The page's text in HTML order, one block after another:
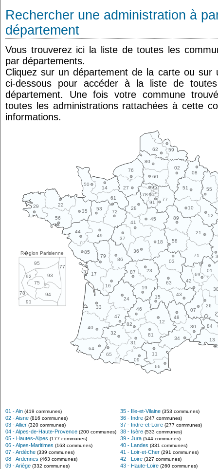
Rechercher une administration à
département
Vous trouverez ici la liste de toutes les
par départements.
Cliquez sur un département de la carte ou sur
ci-dessous pour accéder à la liste de
département. Une fois votre commune
toutes les administrations rattachées à cette
informations.
R�gion Parisienne
77
78
91
95
93
75
94
92
10
11
12
13
14
15
16
17
18
19
21
22
23
24
26
27
28
29
30
31
32
33
34
35
36
37
40
41
42
43
44
45
46
47
48
49
50
51
52
53
55
56
58
59
60
61
62
63
64
65
66
69
01
02
03
07
08
09
71
72
76
77
78
79
80
81
82 84
85
86
87
89
91
95
01 - Ain (419 communes)
02 - Aisne (816 communes)
03 - Allier (320 communes)
04 - Alpes-de-Haute-Provence (200 communes)
05 - Hautes-Alpes (177 communes)
06 - Alpes-Maritimes (163 communes)
07 - Ardèche (339 communes)
08 - Ardennes (463 communes)
09 - Ariège (332 communes)
35 - Ille-et-Vilaine (353 communes)
36 - Indre (247 communes)
37 - Indre-et-Loire (277 communes)
38 - Isère (533 communes)
39 - Jura (544 communes)
40 - Landes (331 communes)
41 - Loir-et-Cher (291 communes)
42 - Loire (327 communes)
43 - Haute-Loire (260 communes)